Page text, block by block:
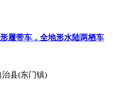
履带车，全地形水陆两栖车
县(东门镇)